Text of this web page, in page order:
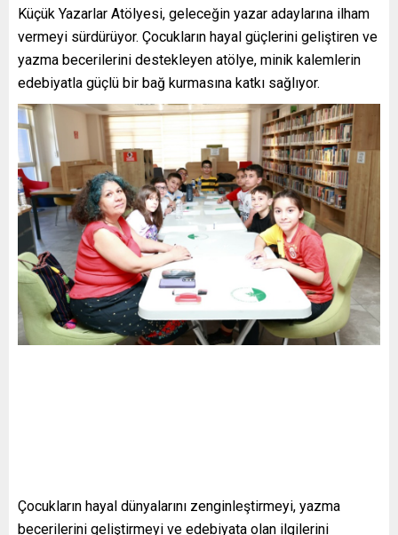
Küçük Yazarlar Atölyesi, geleceğin yazar adaylarına ilham
vermeyi sürdürüyor. Çocukların hayal güçlerini geliştiren ve
yazma becerilerini destekleyen atölye, minik kalemlerin
edebiyatla güçlü bir bağ kurmasına katkı sağlıyor.
Çocukların hayal dünyalarını zenginleştirmeyi, yazma
becerilerini geliştirmeyi ve edebiyata olan ilgilerini